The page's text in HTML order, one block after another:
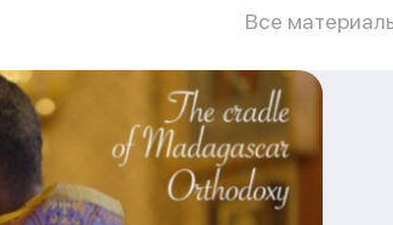
Все